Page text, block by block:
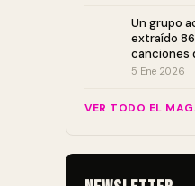
Un grupo
extraído
canciones
5 Ene 2026
VER TODO EL